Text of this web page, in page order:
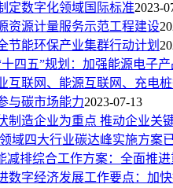
定数字化领域国际标准2023-
资源计量服务示范工程建设
节能环保产业集群行动计划
四五”规划：加强能源电子
互联网、能源互联网、充电
与碳市场能力2023-07-13
制造企业为重点 推动企业关
域四大行业碳达峰实施方案
减排综合工作方案：全面推
数字经济发展工作要点：加